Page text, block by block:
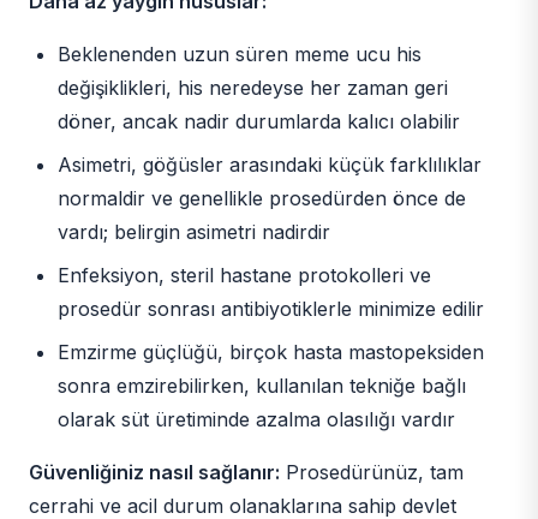
Beklenenden uzun süren meme ucu his
değişiklikleri, his neredeyse her zaman geri
döner, ancak nadir durumlarda kalıcı olabilir
Asimetri, göğüsler arasındaki küçük farklılıklar
normaldir ve genellikle prosedürden önce de
vardı; belirgin asimetri nadirdir
Enfeksiyon, steril hastane protokolleri ve
prosedür sonrası antibiyotiklerle minimize edilir
Emzirme güçlüğü, birçok hasta mastopeksiden
sonra emzirebilirken, kullanılan tekniğe bağlı
olarak süt üretiminde azalma olasılığı vardır
Güvenliğiniz nasıl sağlanır: Prosedürünüz, tam
cerrahi ve acil durum olanaklarına sahip devlet